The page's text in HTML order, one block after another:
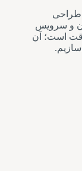
اصول طراحی
و سرویس‌
است؛ آن